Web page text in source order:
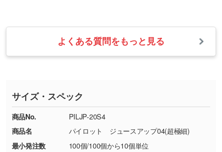
・1色印刷でグラデーションや濃淡を表現した
い
す。→詳しく見る
・コーポレートカラーを使って印刷したい／印
刷色にこだわりがある
DIC・PANTONEなどのカラーチップの指定や、
また、お選びいただいた印刷色が本体色に合わ
ない場合や仕上がりに影響しそうな場合は、ス
・お届け時に商品が損傷・故障している場合
・ご注文と異なる商品が届いた場合
・印刷不良があった場合
※詳しくは「商品の良品基準について
ください。
【返品・交換ができない場合】
・お客様の元で商品を加工された場合、または
業日以内に担当スタッフよりメールにてご連絡
いたします。
お急ぎの場合はお電話でのご質問も受け付けて
TEL：0422-29-9911 営業時間10:00～
18:00(土日祝日除く)
お問い合わせフォームはこちら
よくある質問をもっと見る
サイズ・スペック
商品No.
PILJP-20S4
商品名
パイロット ジュースアップ04(超極細)
最小発注数
100個/100個から10個単位